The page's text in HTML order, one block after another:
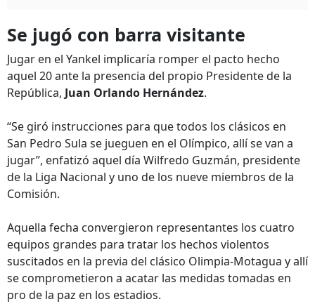
Se jugó con barra visitante
Jugar en el Yankel implicaría romper el pacto hecho
aquel 20 ante la presencia del propio Presidente de la
República, Juan Orlando Hernández.
“Se giró instrucciones para que todos los clásicos en
San Pedro Sula se jueguen en el Olímpico, allí se van a
jugar”, enfatizó aquel día Wilfredo Guzmán, presidente
de la Liga Nacional y uno de los nueve miembros de la
Comisión.
Aquella fecha convergieron representantes los cuatro
equipos grandes para tratar los hechos violentos
suscitados en la previa del clásico Olimpia-Motagua y allí
se comprometieron a acatar las medidas tomadas en
pro de la paz en los estadios.